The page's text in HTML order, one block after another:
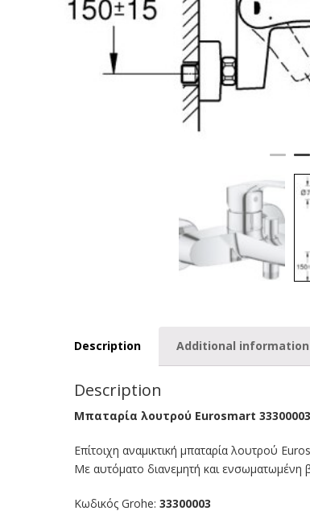
Description Additional information
Description
Μπαταρία λουτρού Eurosmart
Επίτοιχη αναμικτική μπαταρία λουτρού
Με αυτόματο διανεμητή και ενσωματωμένη
Κωδικός Grohe: 33300003